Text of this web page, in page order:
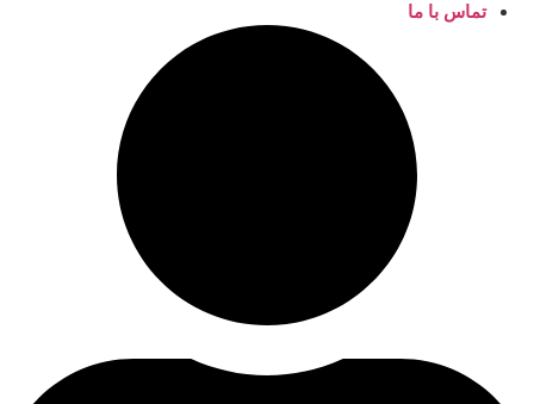
تماس با ما